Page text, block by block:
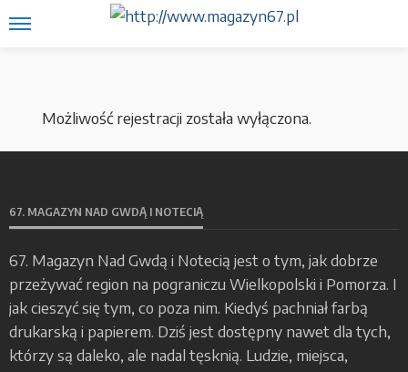
Możliwość rejestracji została wyłączona.
67. MAGAZYN NAD GWDĄ I NOTECIĄ
67. Magazyn Nad Gwdą i Notecią jest o tym, jak dobrze
przeżywać region na pograniczu Wielkopolski i Pomorza. I
jak cieszyć się tym, co poza nim. Kiedyś pachniał farbą
drukarską i papierem. Dziś jest dostępny nawet dla tych,
którzy są daleko, ale nadal tęsknią. Ludzie, miejsca,